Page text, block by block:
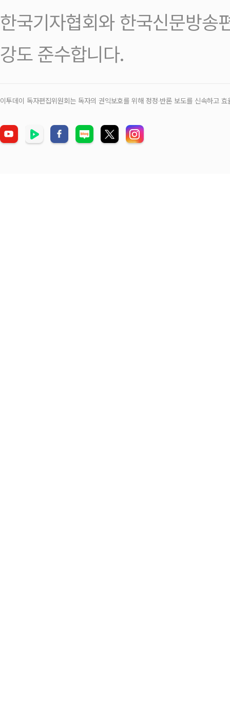
한국기자협회와 한국신문방송
강도 준수합니다.
이투데이 독자편집위원회는 독자의 권익보호를 위해 정정‧반론 보도를 신속하고